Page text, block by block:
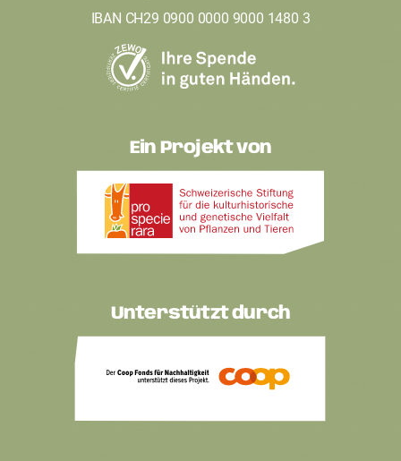
IBAN CH29 0900 0000 9000 1480 3
Ein Projekt von
Unterstützt durch